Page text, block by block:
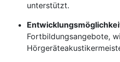
unterstützt.
Fortbildungsangebote,